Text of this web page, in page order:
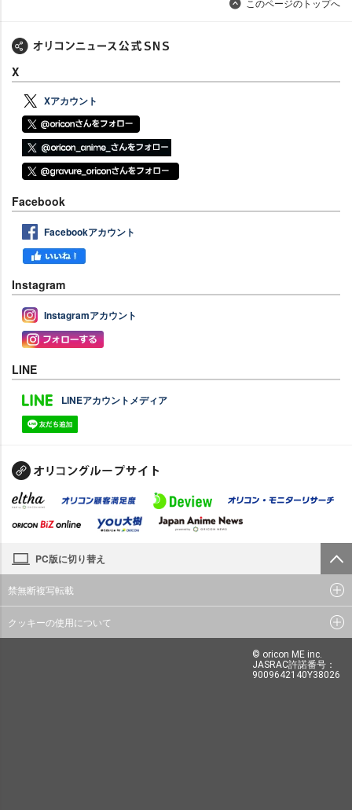
X
Xアカウント
Facebook
Facebookアカウント
Instagram
Instagramアカウント
LINE
LINEアカウントメディア
PC版に切り替え
禁無断複写転載
クッキーの使用について
© oricon ME inc.
JASRAC許諾番号：
9009642140Y38026